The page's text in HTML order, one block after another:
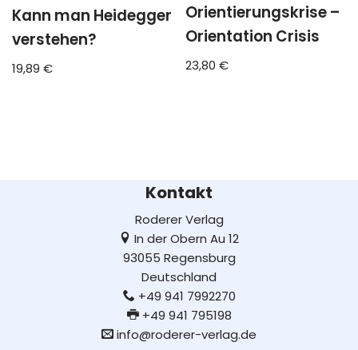
Kann man Heidegger
verstehen?
19,89 €
Orientierungskrise –
Orientation Crisis
23,80€
Kontakt
Roderer Verlag
In der Obern Au 12
93055 Regensburg
Deutschland
+49 941 7992270
+49 941 795198
info@roderer-verlag.de